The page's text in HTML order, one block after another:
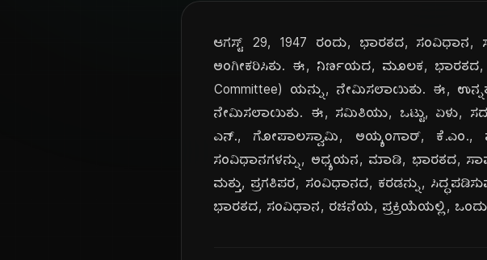
ಆಗಸ್ಟ್ 29, 1947 ರಂದು, ಭಾರತದ, ಸಂವಿಧಾನ,
ಅಂಗೀಕರಿಸಿತು. ಈ, ನಿರ್ಣಯದ, ಮೂಲಕ, ಭಾರತದ,
Committee) ಯನ್ನು, ನೇಮಿಸಲಾಯಿತು. ಈ,
ನೇಮಿಸಲಾಯಿತು. ಈ, ಸಮಿತಿಯು, ಒಟ್ಟು, ಏಳು,
ಎನ್., ಗೋಪಾಲಸ್ವಾಮಿ, ಅಯ್ಯಂಗಾರ್, ಕೆ.ಎಂ.,
ಸಂವಿಧಾನಗಳನ್ನು, ಅಧ್ಯಯನ, ಮಾಡಿ, ಭಾರತದ,
ಮತ್ತು, ಪ್ರಗತಿಪರ, ಸಂವಿಧಾನದ, ಕರಡನ್ನು,
ಭಾರತದ, ಸಂವಿಧಾನ, ರಚನೆಯ, ಪ್ರಕ್ರಿಯೆಯಲ್ಲಿ,